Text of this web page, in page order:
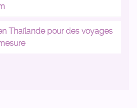
Thaïlande pour des voyages